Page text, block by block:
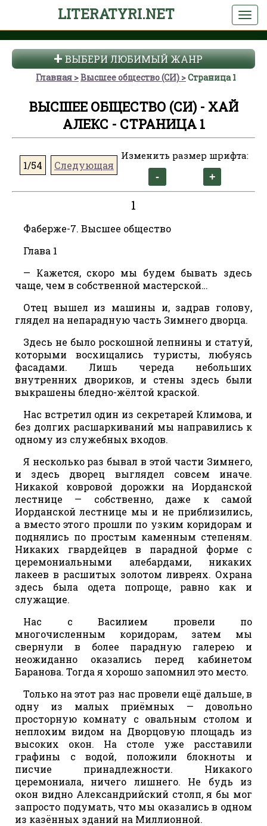
LITERATYRI.NET
ВЫБЕРИ ЛЮБИМЫЙ ЖАНР
Главная Высшее общество (СИ) Страница 1
ВЫСШЕЕ ОБЩЕСТВО (СИ) - ХАЙ
АЛЕКС - СТРАНИЦА 1
1/54 Следующая
Изменить размер шрифта:
1
Фаберже-7. Высшее общество
Глава 1
— Кажется, скоро мы будем бывать здесь
чаще, чем в собственной мастерской…
Отец вышел из машины и, задрав голову,
глядел на непарадную часть Зимнего дворца.
Здесь не было роскошной лепнины и статуй,
которыми восхищались туристы, любуясь
фасадами. Лишь череда небольших
внутренних двориков, и стены здесь были
выкрашены бледно-жёлтой краской.
Нас встретил один из секретарей Климова, и
без долгих расшаркиваний мы направились к
одному из служебных входов.
Я несколько раз бывал в этой части Зимнего,
и здесь дворец выглядел совсем иначе.
Никакой ковровой дорожки на Иорданской
лестнице — собственно, даже к самой
Иорданской лестнице мы и не приблизились,
а вместо этого прошли по узким коридорам и
поднялись по простым каменным степеням.
Никаких гвардейцев в парадной форме с
церемониальными алебардами, никаких
лакеев в расшитых золотом ливреях. Охрана
здесь была одета попроще, равно как и
служащие.
Нас с Василием провели по
многочисленным коридорам, затем мы
свернули в более парадную галерею и
неожиданно оказались перед кабинетом
Баранова. Тогда я хорошо запомнил это место.
Только на этот раз нас провели ещё дальше, в
одну из малых приёмных — довольно
просторную комнату с овальным столом и
неплохим видом на Дворцовую площадь из
высоких окон. На столе уже расставили
графины с водой, положили блокноты и
писчие принадлежности. Никакого
церемониала, ничего лишнего. Не будь из
окон видно Александрийский столп, я бы мог
запросто подумать, что мы оказались в одном
из казённых зданий на Миллионной.